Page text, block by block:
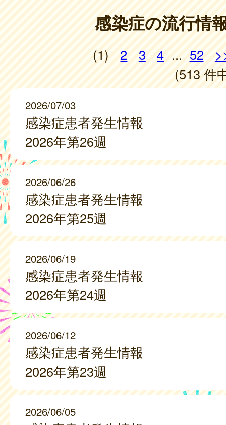
感染症の流行情
(1) 2 3 4 ... 52
(513 件
2026/07/03
感染症患者発生情報
2026年第26週
2026/06/26
感染症患者発生情報
2026年第25週
2026/06/19
感染症患者発生情報
2026年第24週
2026/06/12
感染症患者発生情報
2026年第23週
2026/06/05